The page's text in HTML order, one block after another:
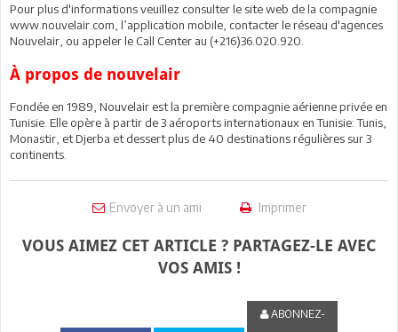
Pour plus d'informations veuillez consulter le site web de la compagnie
www.nouvelair.com, l’application mobile, contacter le réseau d'agences
Nouvelair, ou appeler le Call Center au (+216)36.020.920.
À propos de nouvelair
Fondée en 1989, Nouvelair est la première compagnie aérienne privée en
Tunisie. Elle opère à partir de 3 aéroports internationaux en Tunisie: Tunis,
Monastir, et Djerba et dessert plus de 40 destinations régulières sur 3
continents.
Envoyer à un ami Imprimer
VOUS AIMEZ CET ARTICLE ? PARTAGEZ-LE AVEC
VOS AMIS !
ABONNEZ-